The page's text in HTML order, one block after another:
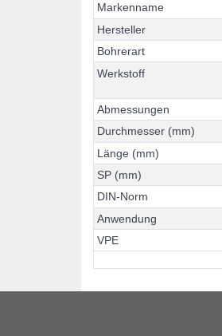
Markenname
Hersteller
Bohrerart
Werkstoff
Abmessungen
Durchmesser (mm)
Länge (mm)
SP (mm)
DIN-Norm
Anwendung
VPE